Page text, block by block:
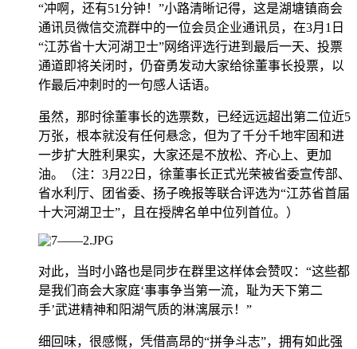
“冲啊，还有51分钟！”小路清晰记得，这是湖塘镇商会
通讯员微信交流群中的一位会员企业通讯员，在3月1日
“江苏省十大河湖卫士”网络评选行进到最后一天、投票
通道即将关闭时，仍奋勇发动大家给徐董事长投票，以
作最后冲刺时的一句感人话语。
虽然，那时徐董事长的选票数，已经远远超出第二位近5
万张，根本就没有任何悬念，但为了千分千地牢固和进
一步扩大胜利果实，大家还是不放松、齐心上、更加
油。（注：3月22日，徐董事长正式光荣被省委宣传部、
省水利厅、团省委、扬子晚报等联合评选为“江苏省首届
十大河湖卫士”，且在授牌名单中位列首位。）
对此，当时小路也是同步在群里这样体会赞叹：“这些都
是我们商会大家庭‘事事争当第一流，耻为天下第二
手’武进精神和阳湖气质的淋漓展示！”
细回味，很感慨，凭借高昂的“拼争斗志”，拥有如此强